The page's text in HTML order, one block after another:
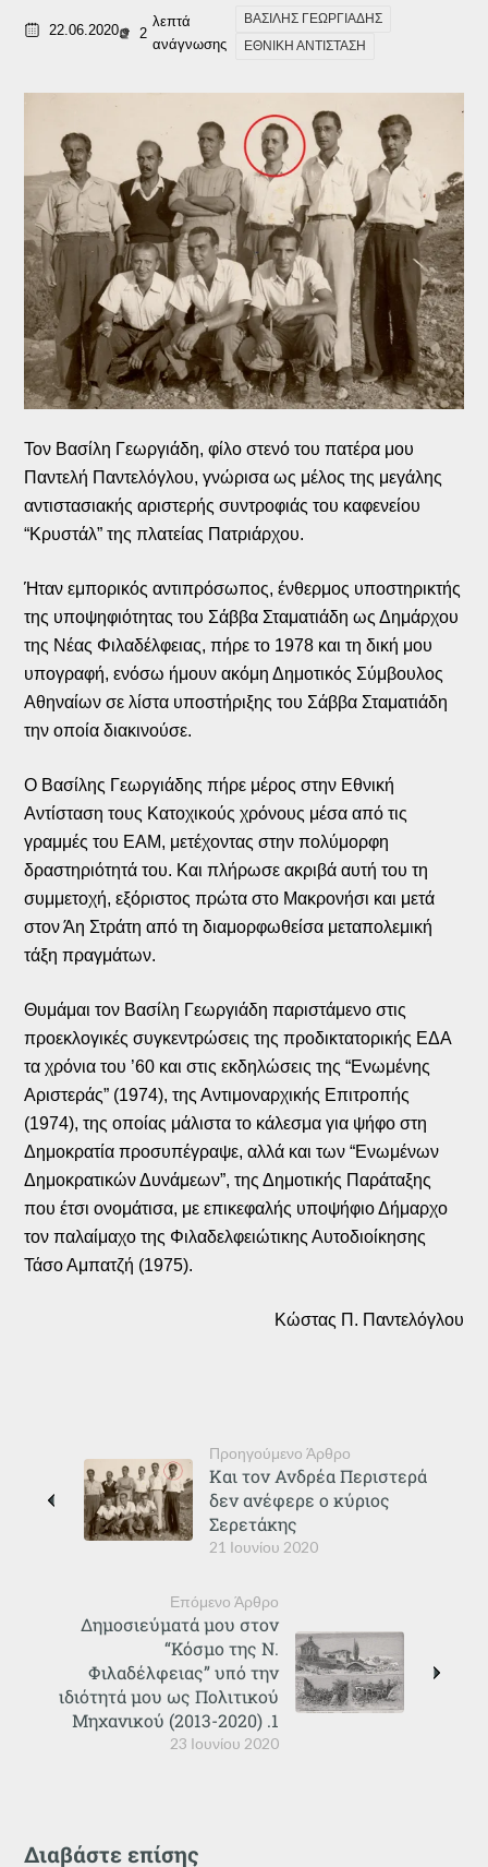
22.06.2020 2
λεπτά
ανάγνωσης
ΒΑΣΙΛΗΣ ΓΕΩΡΓΙΑΔΗΣ
ΕΘΝΙΚΗ ΑΝΤΙΣΤΑΣΗ
Τον Βασίλη Γεωργιάδη, φίλο στενό του πατέρα μου
Παντελή Παντελόγλου, γνώρισα ως μέλος της μεγάλης
αντιστασιακής αριστερής συντροφιάς του καφενείου
“Κρυστάλ” της πλατείας Πατριάρχου.
Ήταν εμπορικός αντιπρόσωπος, ένθερμος υποστηρικτής
της υποψηφιότητας του Σάββα Σταματιάδη ως Δημάρχου
της Νέας Φιλαδέλφειας, πήρε το 1978 και τη δική μου
υπογραφή, ενόσω ήμουν ακόμη Δημοτικός Σύμβουλος
Αθηναίων σε λίστα υποστήριξης του Σάββα Σταματιάδη
την οποία διακινούσε.
Ο Βασίλης Γεωργιάδης πήρε μέρος στην Εθνική
Αντίσταση τους Κατοχικούς χρόνους μέσα από τις
γραμμές του ΕΑΜ, μετέχοντας στην πολύμορφη
δραστηριότητά του. Και πλήρωσε ακριβά αυτή του τη
συμμετοχή, εξόριστος πρώτα στο Μακρονήσι και μετά
στον Άη Στράτη από τη διαμορφωθείσα μεταπολεμική
τάξη πραγμάτων.
Θυμάμαι τον Βασίλη Γεωργιάδη παριστάμενο στις
προεκλογικές συγκεντρώσεις της προδικτατορικής ΕΔΑ
τα χρόνια του ’60 και στις εκδηλώσεις της “Ενωμένης
Αριστεράς” (1974), της Αντιμοναρχικής Επιτροπής
(1974), της οποίας μάλιστα το κάλεσμα για ψήφο στη
Δημοκρατία προσυπέγραψε, αλλά και των “Ενωμένων
Δημοκρατικών Δυνάμεων”, της Δημοτικής Παράταξης
που έτσι ονομάτισα, με επικεφαλής υποψήφιο Δήμαρχο
τον παλαίμαχο της Φιλαδελφειώτικης Αυτοδιοίκησης
Τάσο Αμπατζή (1975).
Κώστας Π. Παντελόγλου
Προηγούμενο Άρθρο
21 Ιουνίου 2020
Και τον Ανδρέα Περιστερά
δεν ανέφερε ο κύριος
Σερετάκης
Επόμενο Άρθρο
23 Ιουνίου 2020
Δημοσιεύματά μου στον
“Κόσμο της Ν.
Φιλαδέλφειας” υπό την
ιδιότητά μου ως Πολιτικού
Μηχανικού (2013-2020) .1
Διαβάστε επίσης